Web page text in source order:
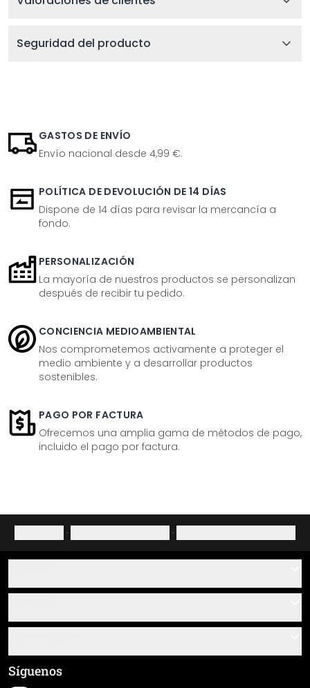
Seguridad del producto
GASTOS DE ENVÍO
Envío nacional desde 4,99 €.
POLÍTICA DE DEVOLUCIÓN DE 14 DÍAS
Dispone de 14 días para revisar la mercancía a
fondo.
PERSONALIZACIÓN
La mayoría de nuestros productos se personalizan
después de recibir tu pedido.
CONCIENCIA MEDIOAMBIENTAL
Nos comprometemos activamente a proteger el
medio ambiente y a desarrollar productos
sostenibles.
PAGO POR FACTURA
Ofrecemos una amplia gama de métodos de pago,
incluido el pago por factura.
· ·
Sobre nosotros
Resumen de materiales
Seguimiento de envío
Términos y condiciones generales (CGC)
Síguenos